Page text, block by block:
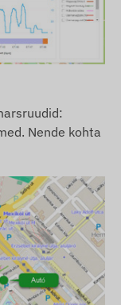
kaardi ja
töö
pole
SMS-
SMS-
Nende kohta